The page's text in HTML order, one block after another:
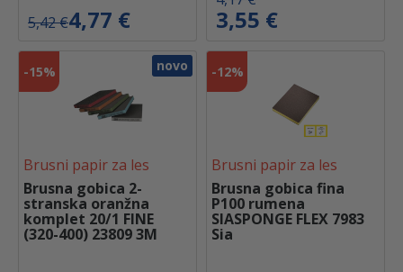
5,42€
I
z
r
n
a
j
e
b
i
l
4,77 €
T
r
u
t
n
a
j
e
:
4
z
v
n
a
j
e
b
i
l
a
3,55 €
r
e
t
n
a
j
e
:
3
,
-15%
Brusni papir za les
Brusna gobica 2-
stranska oranžna
komplet 20/1 FINE
(320-400) 23809 3M
novo -12%
Brusni papir za les
Brusna gobica fina
P100 rumena
SIASPONGE FLEX 7983
Sia